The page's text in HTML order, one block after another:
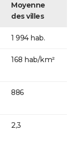
Moyenne
des villes
1 994 hab.
168 hab/km²
886
2,3